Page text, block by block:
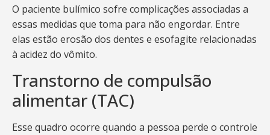
O paciente bulímico sofre complicações associadas a
essas medidas que toma para não engordar. Entre
elas estão erosão dos dentes e esofagite relacionadas
à acidez do vômito.
Transtorno de compulsão
alimentar (TAC)
Esse quadro ocorre quando a pessoa perde o controle